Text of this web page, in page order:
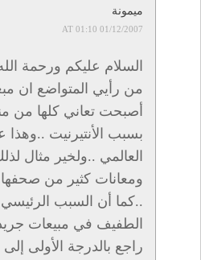
ميمونة
01/12/2007 AT 01:10
السلام عليكم ورحمة
من رأيي المتواضع ان
أصبحت تعاني كلها من
بسبب الأنتيرنيت ..وهذا
العالمي ..ولخير مثال
ومعانات كثير من صحفها
..كما أن السبب
الطفيف في مبيعات
راجع بالدرجة الأولى